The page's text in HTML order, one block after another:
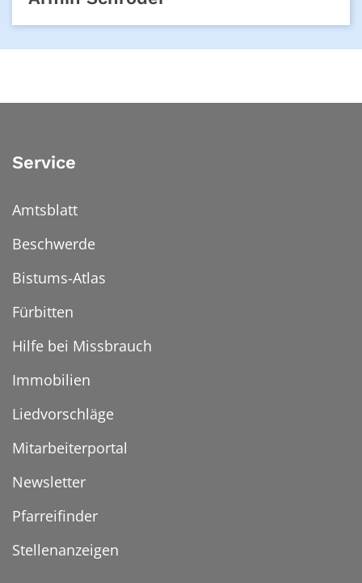
Service
Amtsblatt
Beschwerde
Bistums-Atlas
Fürbitten
Hilfe bei Missbrauch
Immobilien
Liedvorschläge
Mitarbeiterportal
Newsletter
Pfarreifinder
Stellenanzeigen